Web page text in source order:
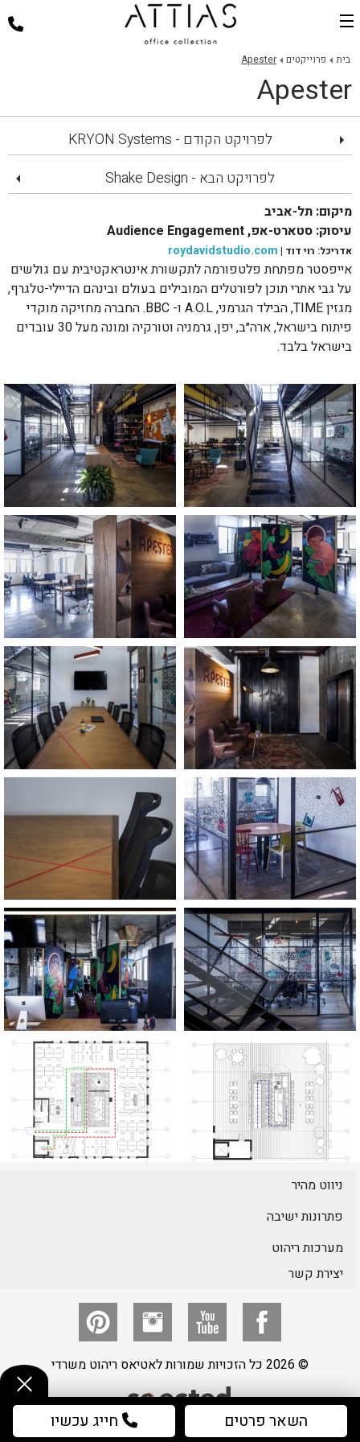
בית
דלפקי קבלה
כסאות למשרד
שולחנות משרד
ארגונומיה במשרד
פרוייקטים
אודות
צור קשר
השאר פרטים חייג עכשיו
בית פרוייקטים Apester
Apester
לפרויקט הקודם - KRYON Systems
לפרויקט הבא - Shake Design
מיקום: תל-אביב
עיסוק: סטארט-אפ, Audience Engagement
אדריכל: רוי דוד | roydavidstudio.com
אייפסטר מפתחת פלטפורמה לתקשורת אינטראקטיבית עם גולשים
על גבי אתרי תוכן לפורטלים המובילים בעולם ובינהם הדיילי-טלגרף,
מגזין TIME, הבילד הגרמני, A.O.L ו- BBC. החברה מחזיקה מוקדי
פיתוח בישראל, ארה״ב, יפן, גרמניה וטורקיה ומונה מעל 30 עובדים
בישראל בלבד.
ניווט מהיר
פתרונות ישיבה
מערכות ריהוט
יצירת קשר
© 2026 כל הזכויות שמורות לאטיאס ריהוט משרדי